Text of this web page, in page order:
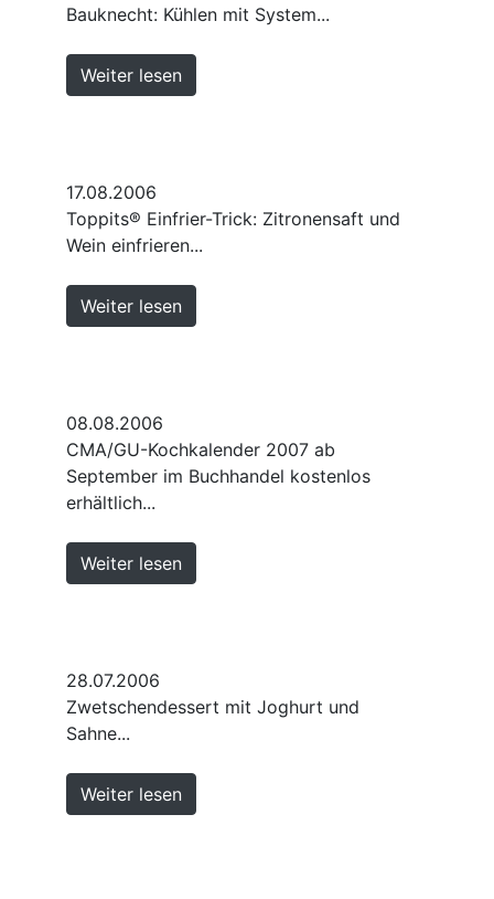
Bauknecht: Kühlen mit System...
Weiter lesen
17.08.2006
Toppits® Einfrier-Trick: Zitronensaft und
Wein einfrieren...
Weiter lesen
08.08.2006
CMA/GU-Kochkalender 2007 ab
September im Buchhandel kostenlos
erhältlich...
Weiter lesen
28.07.2006
Zwetschendessert mit Joghurt und
Sahne...
Weiter lesen